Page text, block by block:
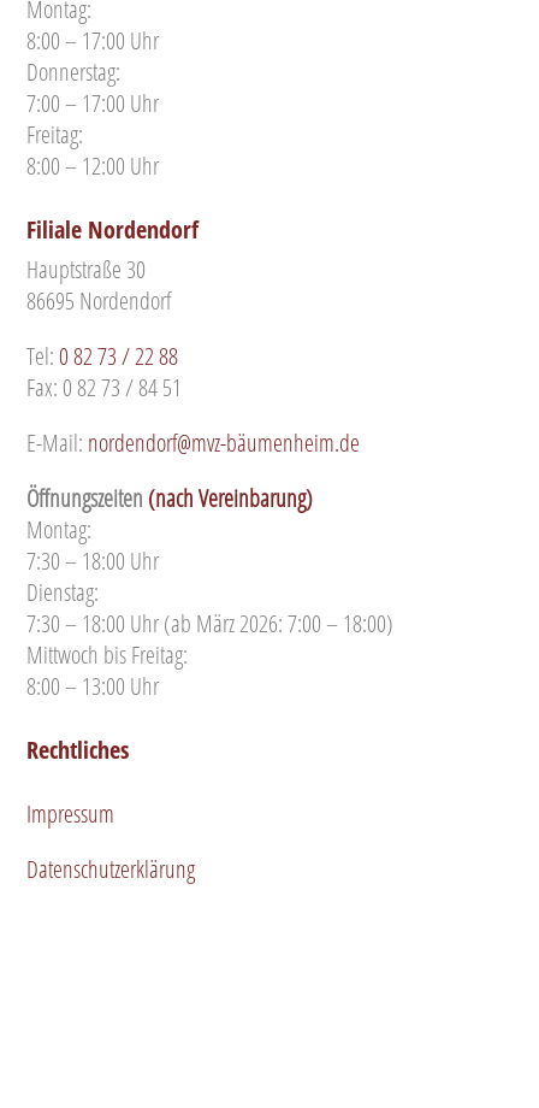
Montag:
8:00 – 17:00 Uhr
Donnerstag:
7:00 – 17:00 Uhr
Freitag:
8:00 – 12:00 Uhr
Filiale Nordendorf
Hauptstraße 30
86695 Nordendorf
Tel:0 82 73 / 22 88
Fax: 0 82 73 / 84 51
E-Mail: nordendorf@mvz-bäumenheim.de
Öffnungszeiten (nach Vereinbarung)
Montag:
7:30 – 18:00 Uhr
Dienstag:
7:30 – 18:00 Uhr (ab März 2026: 7:00 – 18:00)
Mittwoch bis Freitag:
8:00 – 13:00 Uhr
Rechtliches
Impressum
Datenschutzerklärung